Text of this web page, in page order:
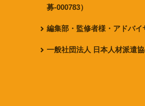
募-000783）
編集部・監修者様・アドバイ
一般社団法人 日本人材派遣